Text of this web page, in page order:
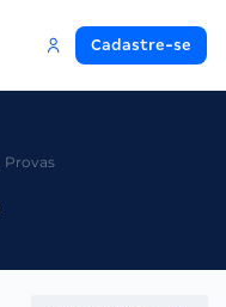
Cadastre-se
Provas